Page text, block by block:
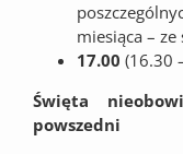
miesiąca – ze
17.00 (16.30
Święta
powszedni